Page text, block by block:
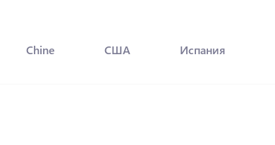
Chine США Испания